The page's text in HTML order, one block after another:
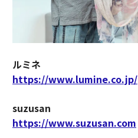
ルミネ
https://www.lumine.co.jp/
suzusan
https://www.suzusan.com